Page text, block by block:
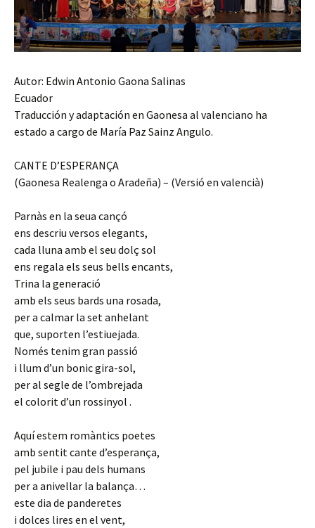
Autor: Edwin Antonio Gaona Salinas
Ecuador
Traducción y adaptación en Gaonesa al valenciano ha
estado a cargo de María Paz Sainz Angulo.
CANTE D’ESPERANÇA
(Gaonesa Realenga o Aradeña) – (Versió en valencià)
Parnàs en la seua cançó
ens descriu versos elegants,
cada lluna amb el seu dolç sol
ens regala els seus bells encants,
Trina la generació
amb els seus bards una rosada,
per a calmar la set anhelant
que, suporten l’estiuejada.
Només tenim gran passió
i llum d’un bonic gira-sol,
per al segle de l’ombrejada
el colorit d’un rossinyol .
Aquí estem romàntics poetes
amb sentit cante d’esperança,
pel jubile i pau dels humans
per a anivellar la balança…
este dia de panderetes
i dolces lires en el vent,